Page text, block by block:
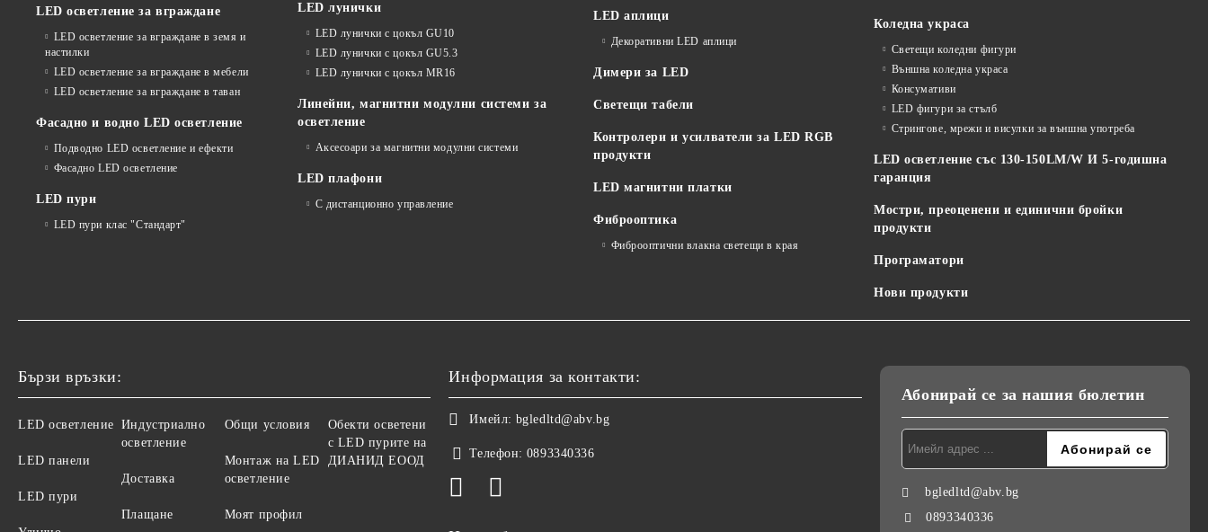
LED осветление за вграждане
LED осветление за вграждане в земя и
настилки
LED осветление за вграждане в мебели
LED осветление за вграждане в таван
Фасадно и водно LED осветление
Подводно LED осветление и ефекти
Фасадно LED осветление
LED пури
LED пури клас "Стандарт"
LED лунички
LED лунички с цокъл GU10
LED лунички с цокъл GU5.3
LED лунички с цокъл MR16
Линейни, магнитни модулни системи за
осветление
Аксесоари за магнитни модулни системи
LED плафони
С дистанционно управление
LED аплици
Декоративни LED аплици
Димери за LED
Светещи табели
Контролери и усилватели за LED RGB
продукти
LED магнитни платки
Фиброоптика
Фиброоптични влакна светещи в края
Коледна украса
Светещи коледни фигури
Външна коледна украса
Консумативи
LED фигури за стълб
Стрингове, мрежи и висулки за външна употреба
LED осветление със 130-150LM/W И 5-годишна
гаранция
Мостри, преоценени и единични бройки
продукти
Програматори
Нови продукти
Бързи връзки:
LED осветление
LED панели
LED пури
Индустриално
осветление
Доставка
Плащане
Общи условия
Монтаж на LED
осветление
Моят профил
Обекти осветени
с LED пурите на
ДИАНИД ЕООД
Информация за контакти:
Имейл: bgledltd@abv.bg
Телефон: 0893340336
Абонирай се за нашия бюлетин
bgledltd@abv.bg
0893340336